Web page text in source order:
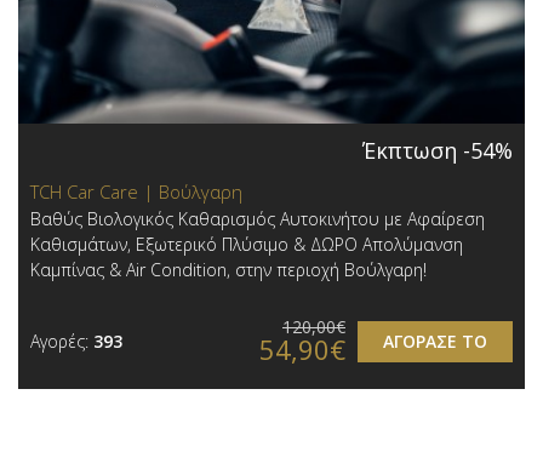
Έκπτωση -54%
TCH Car Care | Βούλγαρη
Βαθύς Βιολογικός Καθαρισμός Αυτοκινήτου με Αφαίρεση
Καθισμάτων, Εξωτερικό Πλύσιμο & ΔΩΡΟ Απολύμανση
Καμπίνας & Air Condition, στην περιοχή Βούλγαρη!
Αγορές: 393 ΑΓΟΡΑΣΕ ΤΟ
120,00€
54,90€